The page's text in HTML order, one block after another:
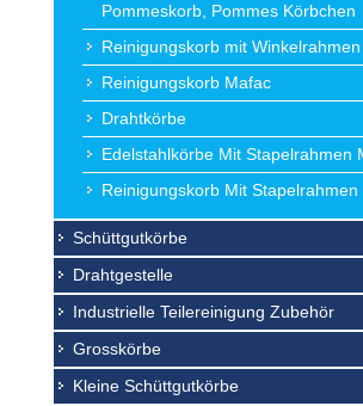
Pommeskorb, Pommes Körbchen
Reinigungskorb mit Winkelrahmen
Reinigungskorb Mafac
Drahtkörbe
Edelstahlkörbe Mit Stapelrahmen
Reinigungskorb Mit Stapelrahmen
Schüttgutkörbe
Drahtgestelle
Industrielle Teilereinigung Zubehör
Grosskörbe
Kleine Schüttgutkörbe